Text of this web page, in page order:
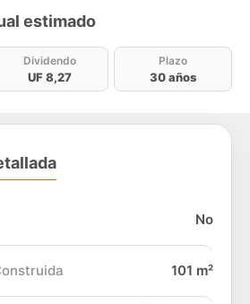
estimado
estimado
Dividendo
UF 8,27
Plazo
30 años
No
101 m²